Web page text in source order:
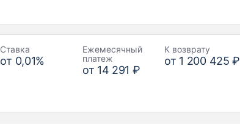
Ставка
от 0,01%
Ежемесячный
платеж
от 14 291 ₽
К возврату
от 1 200 425 ₽